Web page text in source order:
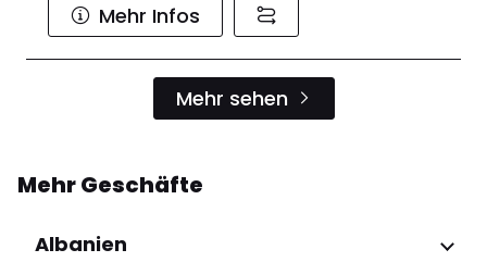
Mehr Infos
Mehr sehen
Mehr Geschäfte
Albanien